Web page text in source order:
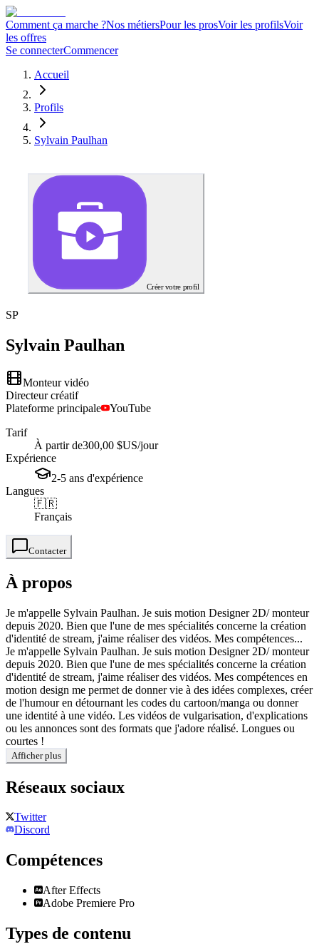
Comment ça marche ?Nos métiersPour les prosVoir les profilsVoir
les offres
Se connecterCommencer
Accueil
Profils
Sylvain Paulhan
Créer votre profil
SP
Sylvain Paulhan
Monteur vidéo
Directeur créatif
Plateforme principale
YouTube
Tarif
À partir de300,00 $US/jour
Expérience
2-5 ans d'expérience
Langues
🇫🇷
Français
Contacter
À propos
Je m'appelle Sylvain Paulhan. Je suis motion Designer 2D/ monteur
depuis 2020. Bien que l'une de mes spécialités concerne la création
d'identité de stream, j'aime réaliser des vidéos. Mes compétences...
Je m'appelle Sylvain Paulhan. Je suis motion Designer 2D/ monteur
depuis 2020. Bien que l'une de mes spécialités concerne la création
d'identité de stream, j'aime réaliser des vidéos. Mes compétences en
motion design me permet de donner vie à des idées complexes, créer
de l'humour en détournant les codes du cartoon/manga ou donner
une identité à une vidéo. Les vidéos de vulgarisation, d'explications
ou les annonces sont des formats que j'adore réalisé. Longues ou
courtes !
Afficher plus
Réseaux sociaux
Twitter
Discord
Compétences
After Effects
Adobe Premiere Pro
Types de contenu